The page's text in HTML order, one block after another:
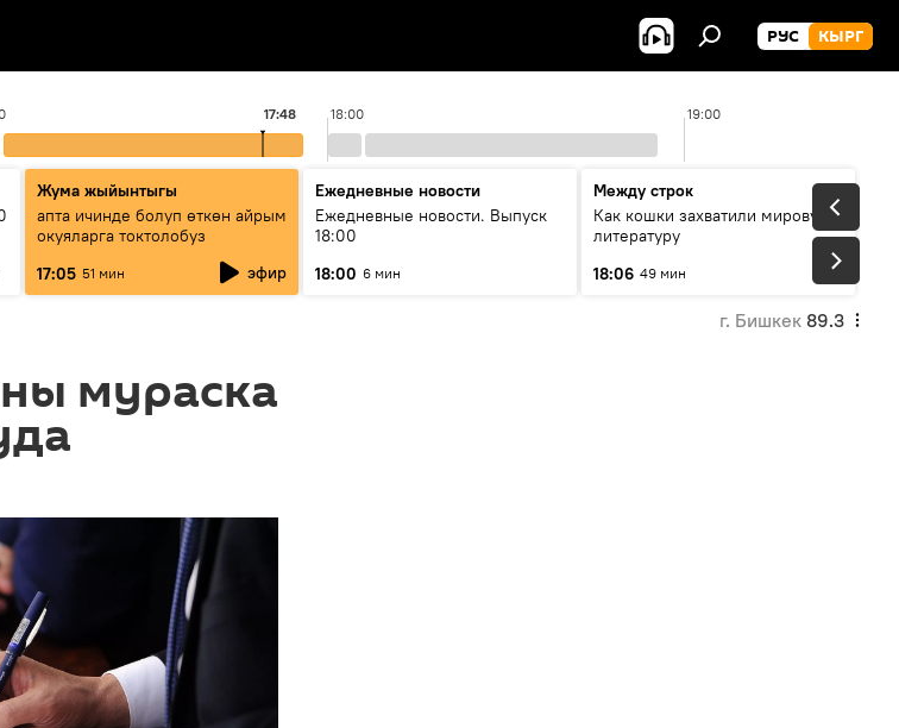
РУС КЫРГ
18:00 19:00
17:48
Жума жыйынтыгы
апта ичинде болуп өткөн айрым
окуяларга токтолобуз
17:05 51 мин эфир
Ежедневные новости
Ежедневные новости. Выпуск
18:00
18:00 6 мин
Между строк
Как кошки захватили мировую
литературу
18:06 49 мин
г. Бишкек 89.3
мураска